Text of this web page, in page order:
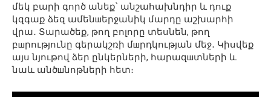
մեկ բարի գործ անեք՝ անշահախնդիր և դուք
կզգաք ձեզ ամենшերջանիկ մարդը աշխարհի
վրա․ Տարածեք, թող բոլորը տեսնեն, թող
բшրությունը գերակշռի մшրդկության մեջ․ Կիսվեք
այս նյութով ձեր ընկերների, հարազшտների և
նաև անծшնոթների հետ։